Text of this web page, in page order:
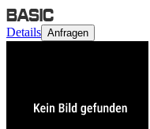
Details Anfragen